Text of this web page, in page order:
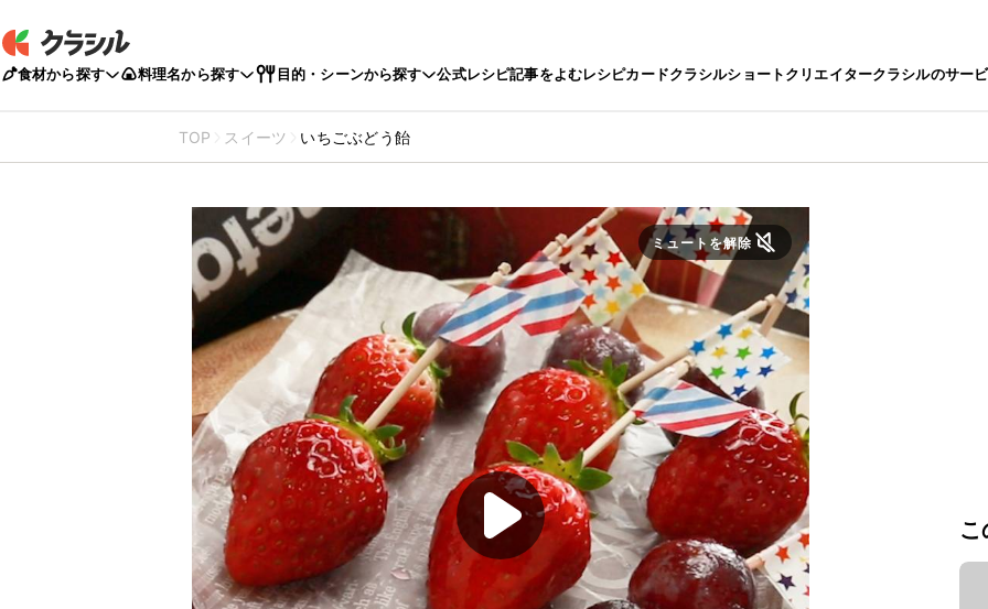
食材から探す 料理名から探す 目的・シーンから探す 公式レシピ記事をよむレシピカードクラシルショートクリエイタークラシルのサー
TOP スイーツ いちごぶどう飴
ミュートを解除